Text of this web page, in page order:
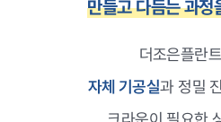
만들고 다듬는 과정
더조은플란
자체 기공실과 정밀